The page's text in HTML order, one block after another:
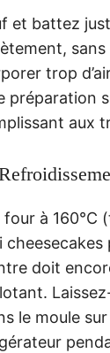
et battez
trop
préparation
aux
à 160°C
cheesecakes
doit
le moule